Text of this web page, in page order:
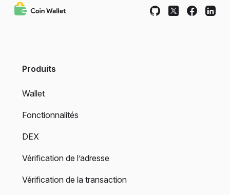
Produits
Wallet
Fonctionnalités
DEX
Vérification de l’adresse
Vérification de la transaction